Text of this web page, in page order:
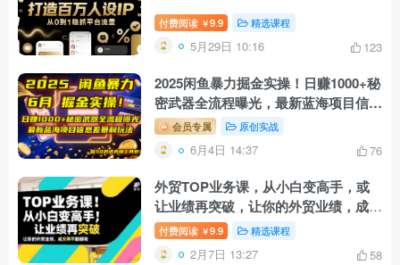
付费阅读 ￥9.9 精选课程
5月29日 10:16 123
2025闲鱼暴力掘金实操！日赚1000+秘
密武器全流程曝光，最新蓝海项目信…
会员专属 原创实战
6月4日 14:37 76
外贸TOP业务课，从小白变高手，或
让业绩再突破，让你的外贸业绩，成交
率不翻倍都难
付费阅读 ￥9.9 精选课程
2月7日 13:27 58